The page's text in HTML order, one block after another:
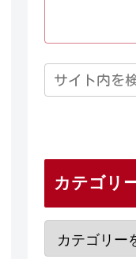
カテゴリ